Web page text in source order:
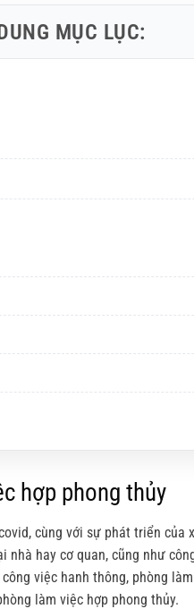
MỤC LỤC:
hợp phong thủy
cùng với sự phát triển
hay cơ quan, cũng như
việc hanh thông, phòng
làm việc hợp phong thủy.